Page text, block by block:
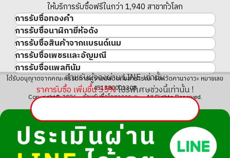
สำหรับผู้จองผ่าน LINE เท่านั้น
ราคารับซื้อ เพิ่มขึ้น35%โปรพิเศษช่วงนี้เท่านั้น !
ให้บริการรับซื้อฟรีในกว่า 1,940 สาขาทั่วโลก
การรับซื้อทองคำ
ทองคำ
ทองคำแท่ง
เหรียญทองคำ/เหรียญเงิน
ประวัติราคาทองคำ 10 ปี
ทองรูปพรรณ
แหวนทอง
สร้อยคอทอง・จี้ทอง
การรับซื้อนาฬิกายี่ห้อดัง
นาฬิกาแบรนด์เนม
Rolex
Patek Philippe
Audemars Piguet
Vacheron Constantin
A. Lange & Söhne
Breguet
การรับซื้อสินค้าจากแบรนด์เนม
สินค้าแบรนด์เนม
Cartier
LOUIS VUITTON
Hermès
CHANEL
CELINE
Fendi
Dior
การรับซื้อเพชรและอัญมณี
อัญมณี
เพชร
มรกต
ไพลิน
ทับทิม
การรับซื้อแพลทินัม
แพลทินัม
ได้รับอนุญาตจากคณะกรรมการความปลอดภัยสาธารณะ จังหวัดคานางาวะ หมายเลข
451380001308
Copyright© 2026 ร้านรับซื้อโอทาคาระยะ All Rights Reserved.